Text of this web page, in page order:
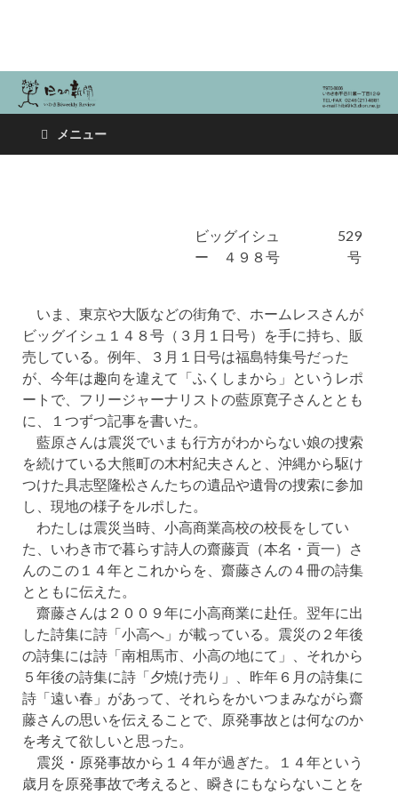
日々の新聞
メニュー
ビッグイシュ
ー ４９８号
529
号
いま、東京や大阪などの街角で、ホームレスさんが
ビッグイシュ１４８号（３月１日号）を手に持ち、販
売している。例年、３月１日号は福島特集号だった
が、今年は趣向を違えて「ふくしまから」というレポ
ートで、フリージャーナリストの藍原寛子さんととも
に、１つずつ記事を書いた。
藍原さんは震災でいまも行方がわからない娘の捜索
を続けている大熊町の木村紀夫さんと、沖縄から駆け
つけた具志堅隆松さんたちの遺品や遺骨の捜索に参加
し、現地の様子をルポした。
わたしは震災当時、小高商業高校の校長をしてい
た、いわき市で暮らす詩人の齋藤貢（本名・貢一）さ
んのこの１４年とこれからを、齋藤さんの４冊の詩集
とともに伝えた。
齋藤さんは２００９年に小高商業に赴任。翌年に出
した詩集に詩「小高へ」が載っている。震災の２年後
の詩集には詩「南相馬市、小高の地にて」、それから
５年後の詩集に詩「夕焼け売り」、昨年６月の詩集に
詩「遠い春」があって、それらをかいつまみながら齋
藤さんの思いを伝えることで、原発事故とは何なのか
を考えて欲しいと思った。
震災・原発事故から１４年が過ぎた。１４年という
歳月を原発事故で考えると、瞬きにもならないことを